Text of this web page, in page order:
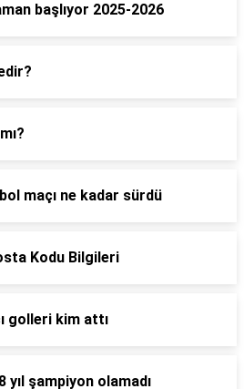
başlıyor 2025-2026
maçı ne kadar sürdü
Kodu Bilgileri
golleri kim attı
şampiyon olamadı